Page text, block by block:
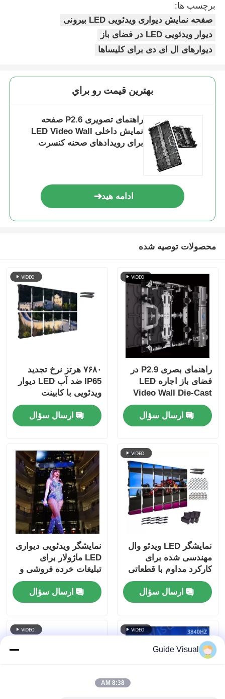
نمایشگر LED شفاف
صفحه نمایش LED SMD
صفحه نمایش LED بیرونی
برچسب ها:
صفحه نمایش دیواری ویدئویی LED بیرونی
دیوار ویدئویی LED در فضای باز
دیوارهای ال ای دی برای کلیساها
بهترين قيمت رو براي
راهنمای تصویری P2.6 صفحه
نمایش داخلی LED Video Wall
برای رویدادهای صحنه کنسرت
ادامه هید
محصولات توصیه شده
راهنمای بصری P2.9 در
فضای باز اجاره LED
Video Wall Die-Cast
Cabinet صفحه نمایش
صحنه بی سیم برای
رویدادهای کنسرت
ارسال سؤال
۷۶۸۰ هرتز نرخ تجدید
IP65 ضد آب LED دیوار
ویدئویی با کابینت
آلومینیوم ریخته شده
برای رویدادهای حرفه ای
ارسال سؤال
نمایشگر LED ویدئو وال
مهندسی شده برای
کارکرد مداوم با قطعاتی
که طول عمر طولانی را
در محیط‌های سخت
تضمین می‌کنند
ارسال سؤال
نمایشگر ویدئویی دیواری
LED ماژولار برای
تبلیغات خرده فروشی و
پس زمینه
ارسال سؤال
Guide Visual
8:38 AM